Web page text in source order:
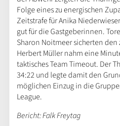
Folge eines zu energischen
Zeitstrafe für Anika
gut für die Gastgeberinnen.
Sharon Noitmeer sicherten den
Herbert Müller nahm eine
taktisches Team Timeout. Der
34:22 und legte damit den
möglichen Einzug in die
League.
Bericht: Falk Freytag